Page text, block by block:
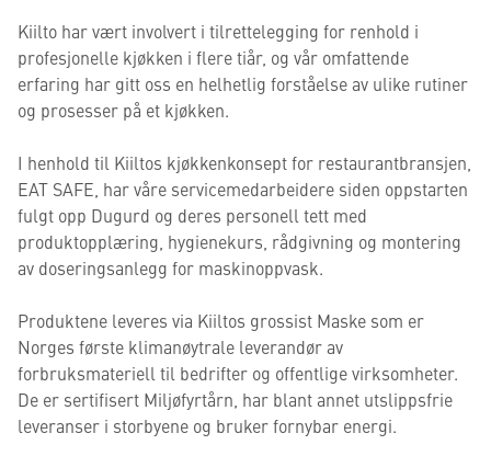
Kiilto har vært involvert i tilrettelegging for renhold i
profesjonelle kjøkken i flere tiår, og vår omfattende
erfaring har gitt oss en helhetlig forståelse av ulike rutiner
og prosesser på et kjøkken.
I henhold til Kiiltos kjøkkenkonsept for restaurantbransjen,
EAT SAFE, har våre servicemedarbeidere siden oppstarten
fulgt opp Dugurd og deres personell tett med
produktopplæring, hygienekurs, rådgivning og montering
av doseringsanlegg for maskinoppvask.
Produktene leveres via Kiiltos grossist Maske som er
Norges første klimanøytrale leverandør av
forbruksmateriell til bedrifter og offentlige virksomheter.
De er sertifisert Miljøfyrtårn, har blant annet utslippsfrie
leveranser i storbyene og bruker fornybar energi.